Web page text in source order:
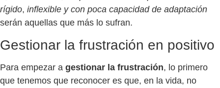
rígido, inflexible y con poca capacidad de adaptación
serán aquellas que más lo sufran.
Gestionar la frustración en positivo
Para empezar a gestionar la frustración, lo primero
que tenemos que reconocer es que, en la vida, no